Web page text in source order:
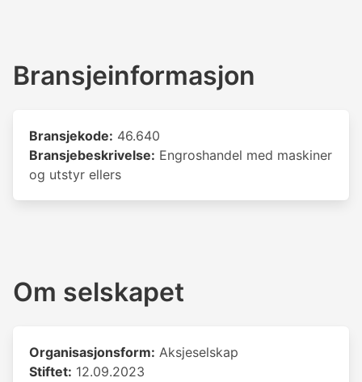
Bransjeinformasjon
Bransjekode: 46.640
Bransjebeskrivelse: Engroshandel med maskiner
og utstyr ellers
Om selskapet
Organisasjonsform: Aksjeselskap
Stiftet: 12.09.2023